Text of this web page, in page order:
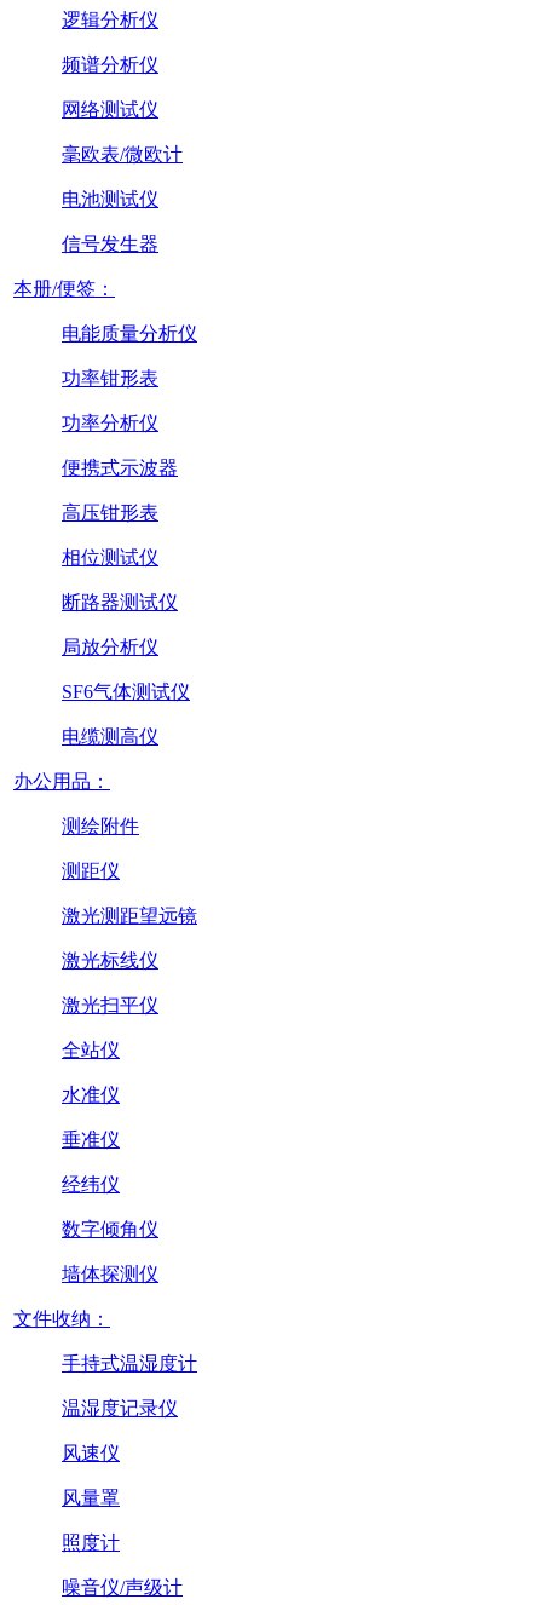
逻辑分析仪
频谱分析仪
网络测试仪
毫欧表/微欧计
电池测试仪
信号发生器
本册/便签：
电能质量分析仪
功率钳形表
功率分析仪
便携式示波器
高压钳形表
相位测试仪
断路器测试仪
局放分析仪
SF6气体测试仪
电缆测高仪
办公用品：
测绘附件
测距仪
激光测距望远镜
激光标线仪
激光扫平仪
全站仪
水准仪
垂准仪
经纬仪
数字倾角仪
墙体探测仪
文件收纳：
手持式温湿度计
温湿度记录仪
风速仪
风量罩
照度计
噪音仪/声级计